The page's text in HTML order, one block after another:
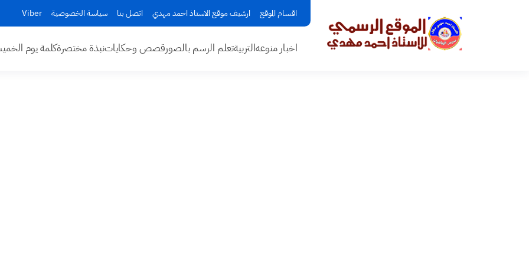
اقسام الموقع ارشيف موقع الاستاذ احمد مهدي اتصل بنا سياسة الخصوصية Viber
اخبار منوعهالتربيةتعلم الرسم بالصورقصص وحكاياتنبذة مختصرةكلمة يوم